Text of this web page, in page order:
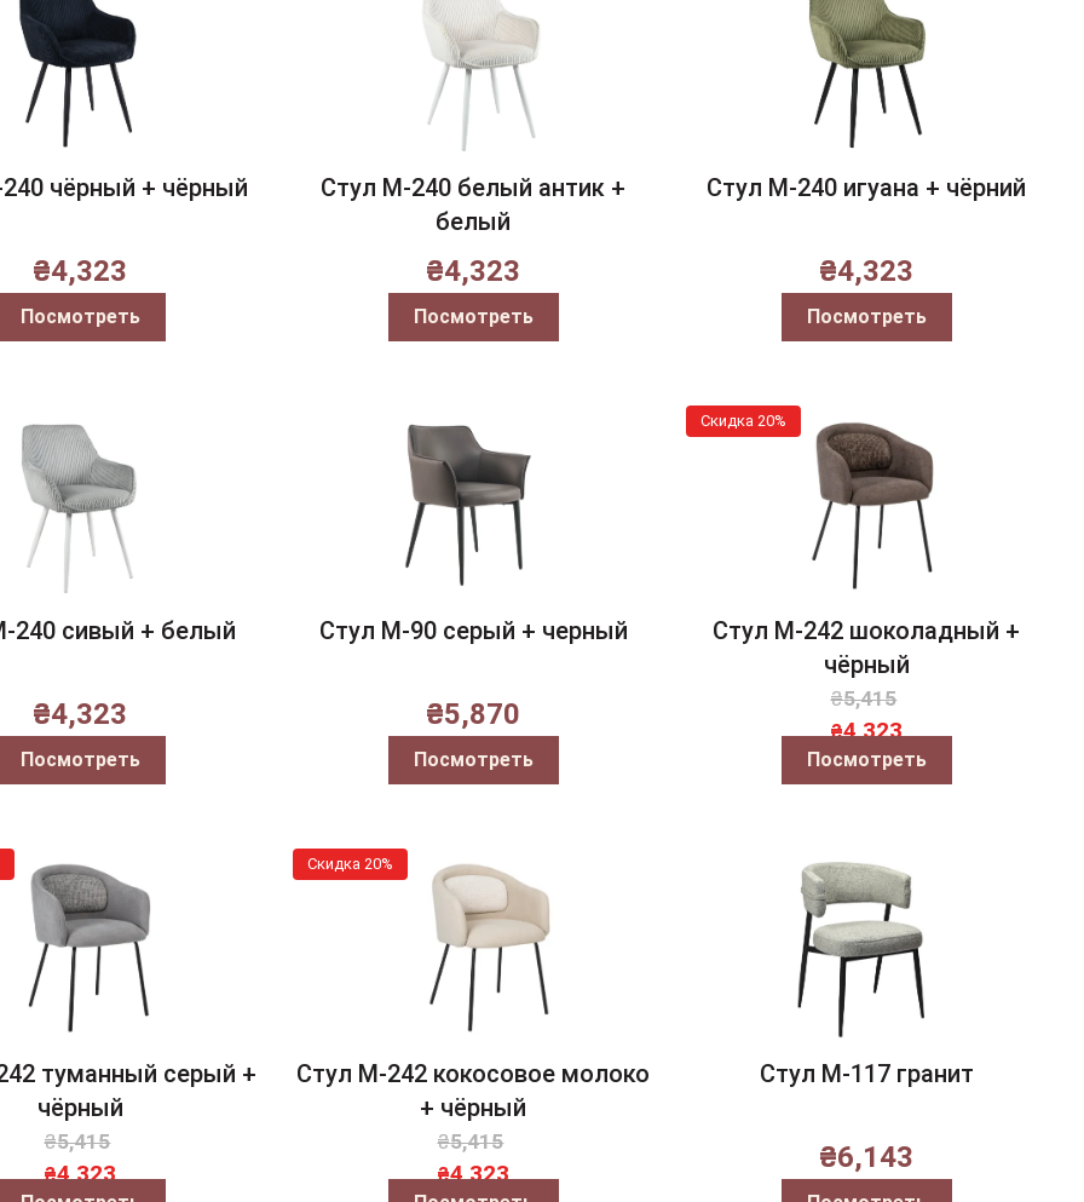
чёрный + чёрный
₴4,323
Посмотреть
Стул M-240 белый антик +
белый
₴4,323
Посмотреть
Стул M-240 игуана + чёрний
₴4,323
Посмотреть
240 сивый + белый
₴4,323
Посмотреть
Стул M-90 серый + черный
₴5,870
Посмотреть
Скидка 20%
Стул M-242 шоколадный +
чёрный
₴5,415
₴4,323
Посмотреть
туманный серый +
чёрный
₴5,415
₴4,323
Скидка 20%
Стул M-242 кокосовое молоко
+ чёрный
₴5,415
₴4,323
Стул M-117 гранит
₴6,143